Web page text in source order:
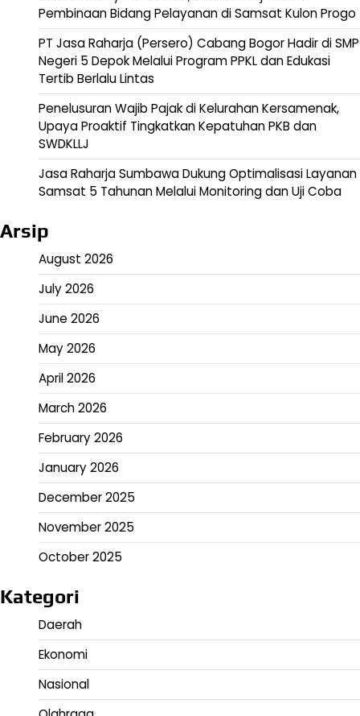
Pembinaan Bidang Pelayanan di Samsat Kulon Progo
PT Jasa Raharja (Persero) Cabang Bogor Hadir di SMP
Negeri 5 Depok Melalui Program PPKL dan Edukasi
Tertib Berlalu Lintas
Penelusuran Wajib Pajak di Kelurahan Kersamenak,
Upaya Proaktif Tingkatkan Kepatuhan PKB dan
SWDKLLJ
Jasa Raharja Sumbawa Dukung Optimalisasi Layanan
Samsat 5 Tahunan Melalui Monitoring dan Uji Coba
Arsip
August 2026
July 2026
June 2026
May 2026
April 2026
March 2026
February 2026
January 2026
December 2025
November 2025
October 2025
Kategori
Daerah
Ekonomi
Nasional